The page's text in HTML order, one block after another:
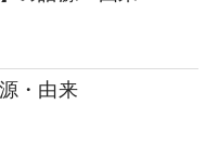
・由来